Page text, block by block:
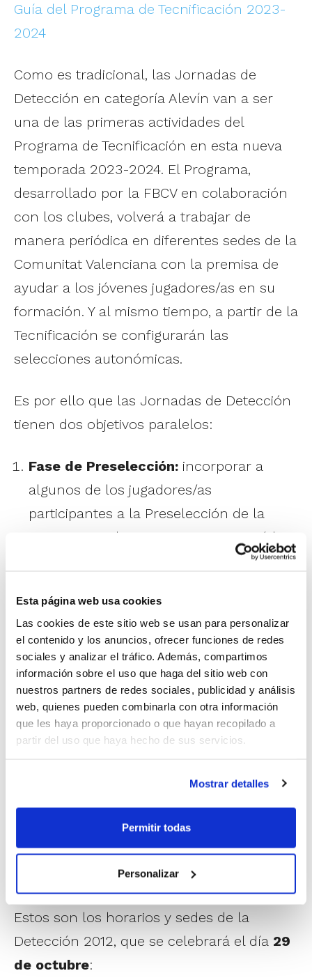
Esta página web usa cookies
Las cookies de este sitio web se usan para personalizar
el contenido y los anuncios, ofrecer funciones de redes
sociales y analizar el tráfico. Además, compartimos
información sobre el uso que haga del sitio web con
nuestros partners de redes sociales, publicidad y análisis
web, quienes pueden combinarla con otra información
que les haya proporcionado o que hayan recopilado a
partir del uso que haya hecho de sus servicios.
Mostrar detalles
Permitir todas
Personalizar
Guía del Programa de Tecnificación 2023-
2024
Como es tradicional, las Jornadas de
Detección en categoría Alevín van a ser
una de las primeras actividades del
Programa de Tecnificación en esta nueva
temporada 2023-2024. El Programa,
desarrollado por la FBCV en colaboración
con los clubes, volverá a trabajar de
manera periódica en diferentes sedes de la
Comunitat Valenciana con la premisa de
ayudar a los jóvenes jugadores/as en su
formación. Y al mismo tiempo, a partir de la
Tecnificación se configurarán las
selecciones autonómicas.
Es por ello que las Jornadas de Detección
tienen dos objetivos paralelos:
Fase de Preselección: incorporar a
algunos de los jugadores/as
participantes a la Preselección de la
Comunitat Valenciana que preparará la
participación en el próximo Campeonato
Autonómicas.
Fase de Tecnificación:constituir los
grupos de trabajo que integrarán esta
temporada la Fase de Tecnificación, en la
que habrá tres sedes en toda la
Comunitat. En ellas se realizarán un
durante la temporada tratando de
ayudar a su mejora individual como
jugadores/as entrenando con otros
compañeros de clubes diferentes pero
con un nivel similar.
Estos son los horarios y sedes de la
Detección 2012, que se celebrará el día 29
de octubre: